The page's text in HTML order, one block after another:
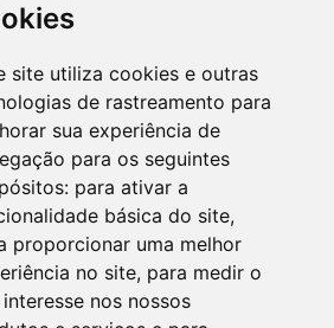
site utiliza cookies e outras
de rastreamento para
sua experiência de
para os seguintes
para ativar a
básica do site,
proporcionar uma melhor
no site, para medir o
interesse nos nossos
Bloco E, Complexo Brasil 21, 20º
- CEP 70322-915 - Brasília/DF
e (61) 98131-3801.
telefone em horário comercial